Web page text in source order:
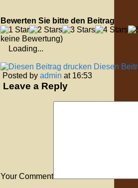
Bewerten Sie bitte den Beitrag
keine Bewertung)
Loading...
Diesen
Posted by admin at 16:53
Leave a Reply
Your Comment